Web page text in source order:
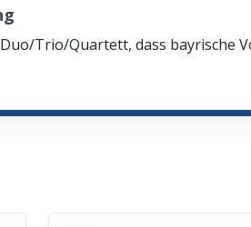
Trio/Quartett, dass bayrische